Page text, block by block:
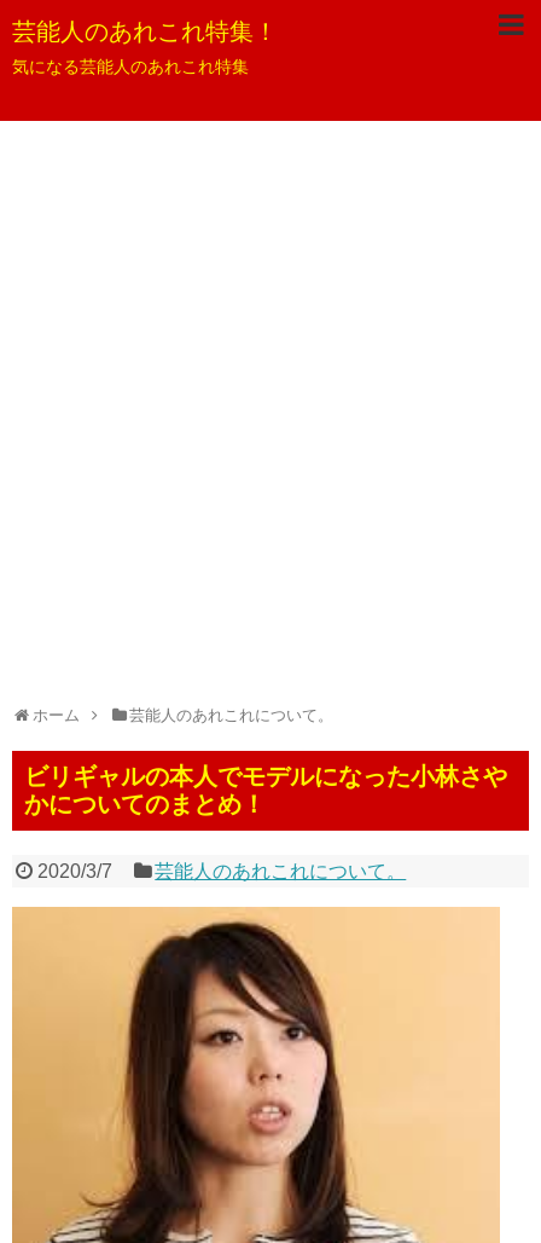
芸能人のあれこれ特集！
気になる芸能人のあれこれ特集
ホーム 芸能人のあれこれについて。
ビリギャルの本人でモデルになった小林さや
かについてのまとめ！
2020/3/7 芸能人のあれこれについて。